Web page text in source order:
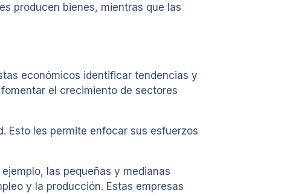
producen bienes, mientras que las
económicos identificar tendencias y
el crecimiento de sectores
Esto les permite enfocar sus esfuerzos
las pequeñas y medianas
y la producción. Estas empresas